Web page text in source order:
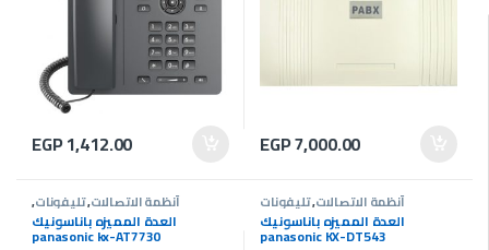
EGP1,412.00 EGP7,000.00
أنظمة الاتصالات,تليفونات,
سنترالات
العدة المميزه باناسونيك
panasonic kx-AT7730
أنظمة الاتصالات,تليفونات
العدة المميزه باناسونيك
panasonic KX-DT543